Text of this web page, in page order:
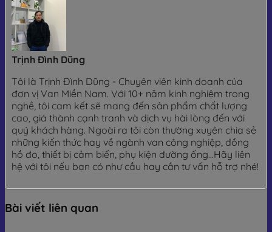
Trịnh Đình Dũng
Tôi là Trịnh Đình Dũng - Chuyên viên kinh doanh của
đơn vị Van Miền Nam. Với 10+ năm kinh nghiệm trong
nghề, tôi cam kết sẽ mang đến sản phẩm chất lượng
cao, giá thành cạnh tranh và dịch vụ hài lòng đến với
quý khách hàng. Ngoài ra tôi còn thường xuyên chia sẻ
những kiến thức hay về ngành van công nghiệp, đồng
hồ đo, thiết bị cảm biến, phụ kiện đường ống...Hãy liên
hệ với tôi nếu bạn có như cầu hay cần tư vấn hỗ trợ nhé!
Bài viết liên quan